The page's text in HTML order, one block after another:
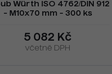
Würth ISO 4762/DIN 912
- M10x70 mm - 300 ks
5 082 Kč
včetně DPH